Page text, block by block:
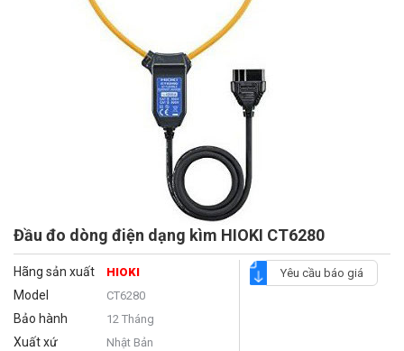
Đầu đo dòng điện dạng kìm HIOKI CT6280
Hãng sản xuất HIOKI
Model CT6280
Bảo hành 12 Tháng
Xuất xứ Nhật Bản
Yêu cầu báo giá